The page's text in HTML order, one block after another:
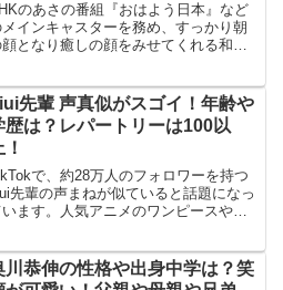
のあさの番組『おはよう日本』など
インキャスターを務め、すっかり朝
となり癒しの顔をみせてくれる和久
フライデーが和久田麻由子アナのウエ
ィングドレス姿や...
先輩 声真似がスゴイ！年齢や
歴は？レパートリーは100以
！
で、約28万人のフォロワーを持つ
先輩の声まねが似ていると話題になっ
ます。人気アニメのワンピースやド
なのか、年齢や学歴などみていきまし
う...
川恭伸の性格や出身中学は？笑